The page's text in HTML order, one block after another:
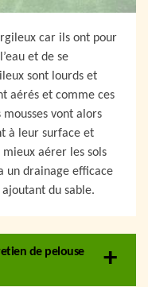
car ils ont pour
et de se
sont lourds et
aérés et comme ces
mousses vont alors
à leur surface et
aérer les sols
un drainage efficace
du sable.
de pelouse